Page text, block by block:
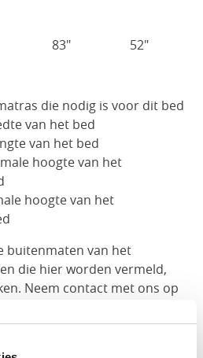
83" 52"
die nodig is voor dit bed
van het bed
van het bed
hoogte van het
hoogte van het
buitenmaten van het
die hier worden vermeld,
Neem contact met ons op